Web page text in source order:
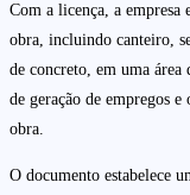
Com a licença, a empresa
obra, incluindo canteiro,
de concreto, em uma área
de geração de empregos
obra.
O documento estabelece